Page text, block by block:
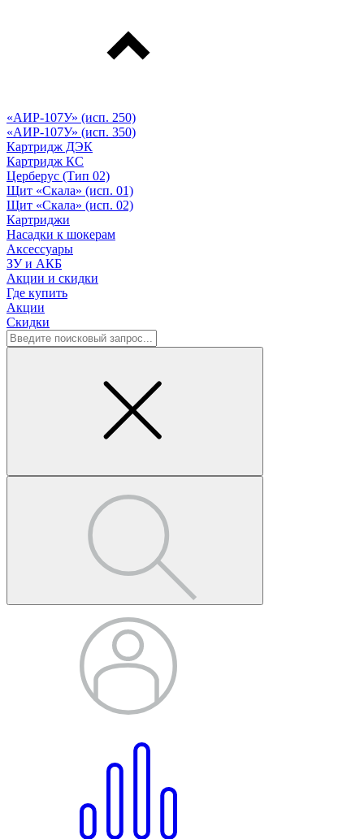
«АИР-107У» (исп. 250)
«АИР-107У» (исп. 350)
Картридж ДЭК
Картридж КС
Церберус (Тип 02)
Щит «Скала» (исп. 01)
Щит «Скала» (исп. 02)
Картриджи
Насадки к шокерам
Аксессуары
ЗУ и АКБ
Акции и скидки
Где купить
Акции
Скидки